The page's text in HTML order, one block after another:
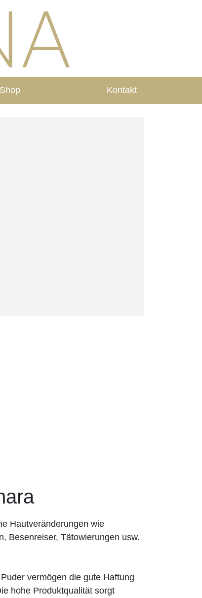
Shop Kontakt
Hautveränderungen wie
Besenreiser, Tätowierungen usw.
vermögen die gute Haftung
hohe Produktqualität sorgt